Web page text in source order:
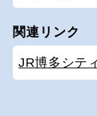
関連リンク
JR博多シテ